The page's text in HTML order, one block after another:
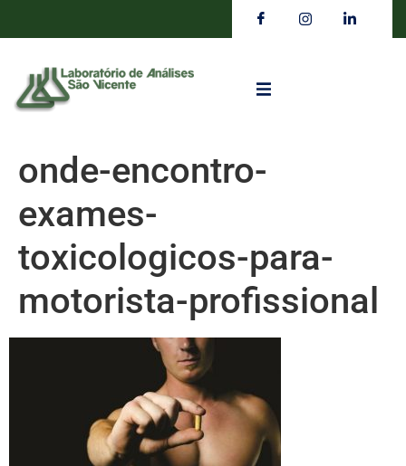
onde-encontro-
exames-
toxicologicos-para-
motorista-profissional